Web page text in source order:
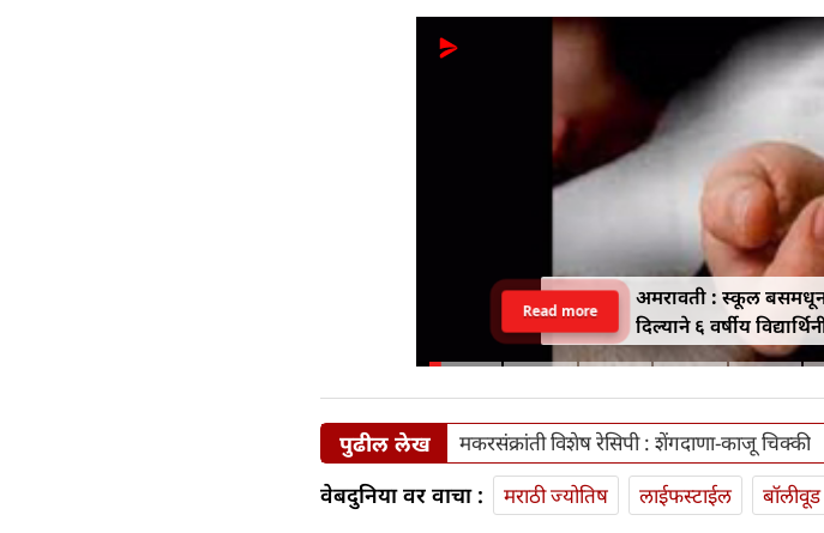
अमरावती : स्कूल
दिल्याने ६ वर्षीय
Read more
पुढील लेख मकरसंक्रांती विशेष रेसिपी : शेंगदाणा-काजू चिक्की
वेबदुनिया वर वाचा : मराठी ज्योतिष लाईफस्टाईल बॉलीवूड